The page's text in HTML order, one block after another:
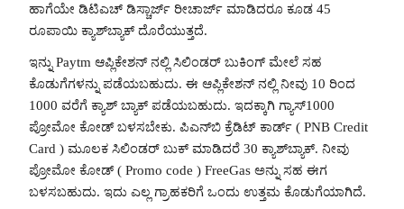
ಹಾಗೆಯೇ ಡಿಟಿಎಚ್ ಡಿಸ್ಚಾರ್ಜ್ ರೀಚಾರ್ಜ್ ಮಾಡಿದರೂ ಕೂಡ 45
ರೂಪಾಯಿ ಕ್ಯಾಶ್‌ಬ್ಯಾಕ್ ದೊರೆಯುತ್ತದೆ.
ಇನ್ನು Paytm ಆಪ್ಲಿಕೇಶನ್ ನಲ್ಲಿ ಸಿಲಿಂಡರ್ ಬುಕಿಂಗ್ ಮೇಲೆ ಸಹ
ಕೊಡುಗೆಗಳನ್ನು ಪಡೆಯಬಹುದು. ಈ ಆಪ್ಲಿಕೇಶನ್ ನಲ್ಲಿ ನೀವು 10 ರಿಂದ
1000 ವರೆಗೆ ಕ್ಯಾಶ್ ಬ್ಯಾಕ್ ಪಡೆಯಬಹುದು. ಇದಕ್ಕಾಗಿ ಗ್ಯಾಸ್1000
ಪ್ರೋಮೋ ಕೋಡ್ ಬಳಸಬೇಕು. ಪಿಎನ್‌ಬಿ ಕ್ರೆಡಿಟ್ ಕಾರ್ಡ್ ( PNB Credit
Card ) ಮೂಲಕ ಸಿಲಿಂಡರ್ ಬುಕ್ ಮಾಡಿದರೆ 30 ಕ್ಯಾಶ್‌ಬ್ಯಾಕ್. ನೀವು
ಪ್ರೋಮೋ ಕೋಡ್ ( Promo code ) FreeGas ಅನ್ನು ಸಹ ಈಗ
ಬಳಸಬಹುದು. ಇದು ಎಲ್ಲ ಗ್ರಾಹಕರಿಗೆ ಒಂದು ಉತ್ತಮ ಕೊಡುಗೆಯಾಗಿದೆ.